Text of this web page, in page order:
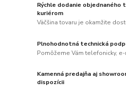
Rýchle dodanie objednaného
kuriérom
Väčšina tovaru je okamžite
Plnohodnotná technická
Pomôžeme Vám telefonicky,
Kamenná predajňa aj
dispozícii